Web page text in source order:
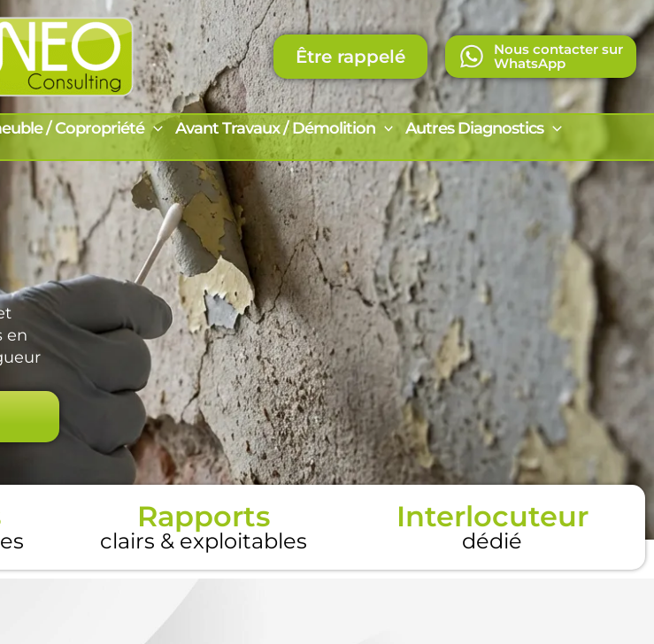
Être rappelé
Nous contacter sur
WhatsApp
/ Copropriété Avant Travaux / Démolition
Autres Diagnostics
en
Rapports
clairs & exploitables
Interlocuteur
dédié